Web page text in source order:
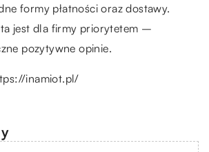
formy płatności oraz dostawy.
jest dla firmy priorytetem –
pozytywne opinie.
inamiot.pl/